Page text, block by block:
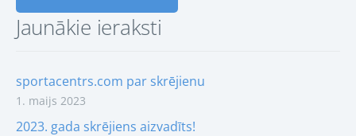
Jaunākie ieraksti
sportacentrs.com par skrējienu
1. maijs 2023
2023. gada skrējiens aizvadīts!